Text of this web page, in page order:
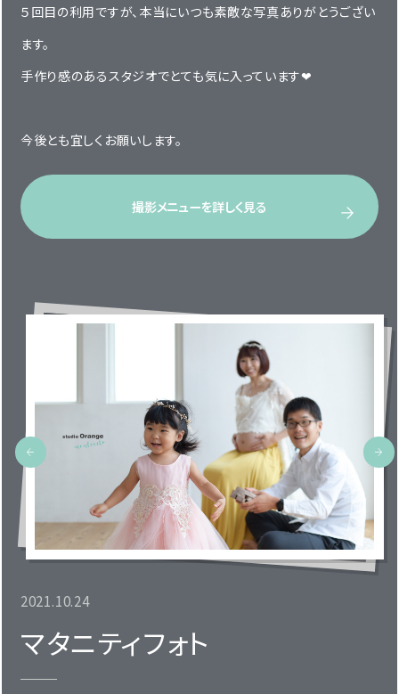
５回目の利用ですが、本当にいつも素敵な写真ありがとうござい
ます。
手作り感のあるスタジオでとても気に入っています❤︎
今後とも宜しくお願いします。
撮影メニューを詳しく見る
2021.10.24
マタニティフォト